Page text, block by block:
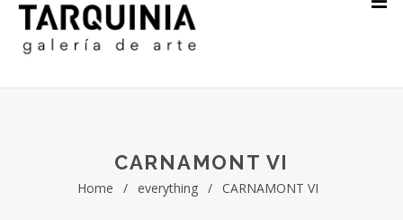
CARNAMONT VI
Home / everything / CARNAMONT VI